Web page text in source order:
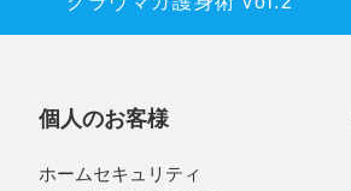
個人のお客様
ホームセキュリティ